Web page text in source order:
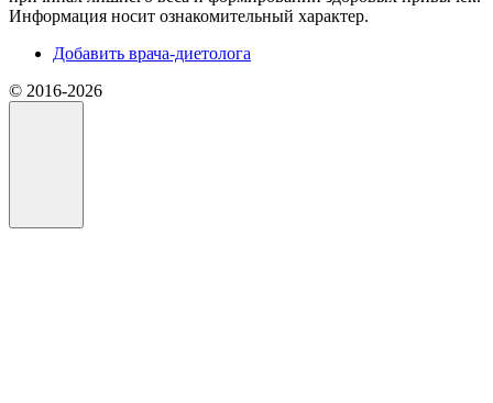
Информация носит ознакомительный характер.
Добавить врача-диетолога
©️ 2016-2026